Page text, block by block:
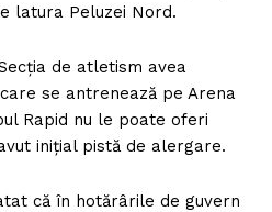
latura Peluzei Nord.
de atletism avea
se antrenează pe Arena
Rapid nu le poate oferi
inițial pistă de alergare.
că în hotărârile de guvern